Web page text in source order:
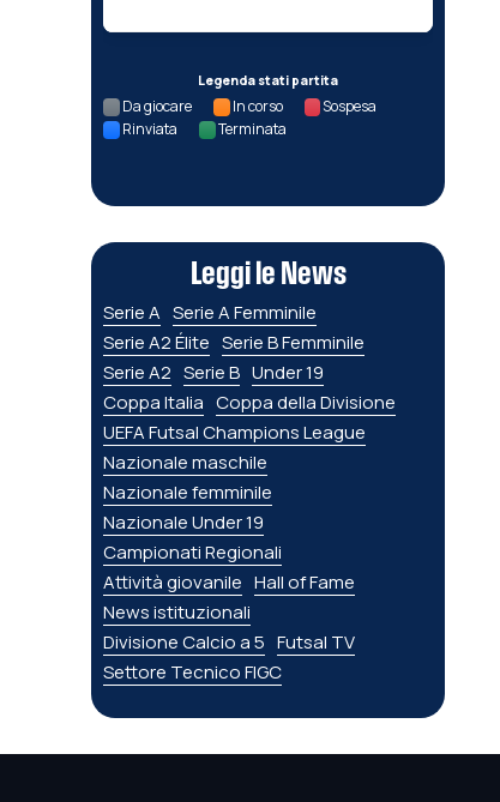
Legenda stati partita
Da giocare In corso
Sospesa
Rinviata
Terminata
Leggi le News
Serie A Serie A Femminile
Serie A2 Élite Serie B Femminile
Serie A2 Serie B Under 19
Coppa Italia Coppa della Divisione
UEFA Futsal Champions League
Nazionale maschile
Nazionale femminile
Nazionale Under 19
Campionati Regionali
Attività giovanile Hall of Fame
News istituzionali
Divisione Calcio a 5 Futsal TV
Settore Tecnico FIGC